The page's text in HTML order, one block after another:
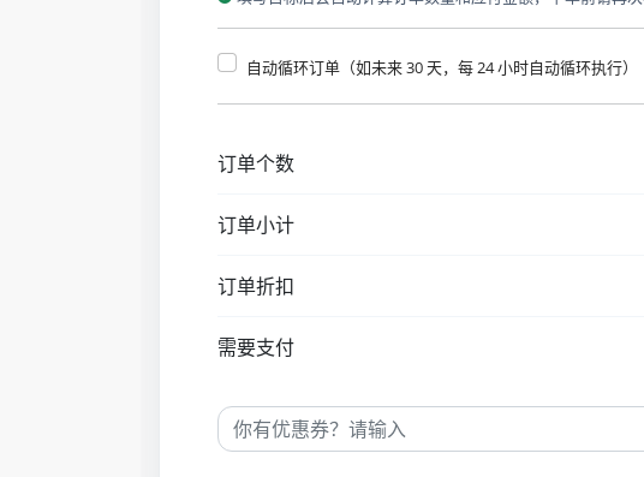
自动循环订单（如未来 30 天，每 24 小时自动循环执行）
订单个数
订单小计
订单折扣
需要支付